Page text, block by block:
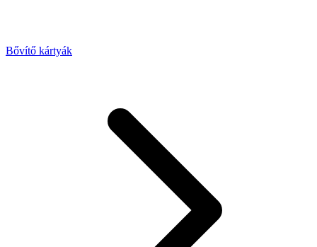
Bővítő kártyák